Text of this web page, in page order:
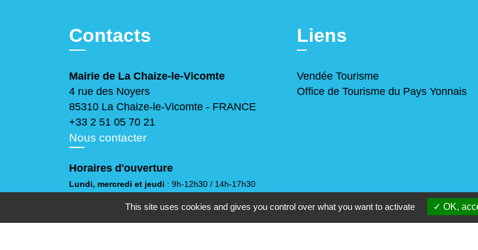
Contacts
Mairie de La Chaize-le-Vicomte
4 rue des Noyers
85310 La Chaize-le-Vicomte - FRANCE
+33 2 51 05 70 21
Nous contacter
Horaires d'ouverture
Lundi, mercredi et jeudi : 9h-12h30 / 14h-17h30
Liens
Vendée Tourisme
Office de Tourisme du Pays Yonnais
This site uses cookies and gives you control over what you want to activate OK,